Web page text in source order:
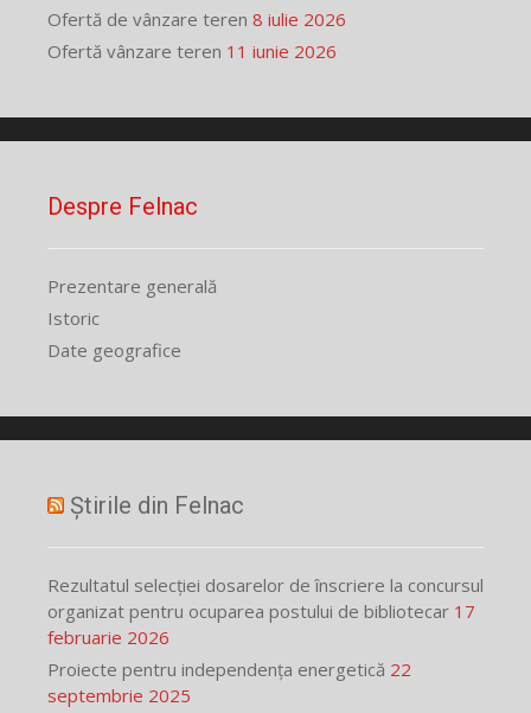
Ofertă de vânzare teren 8 iulie 2026
Ofertă vânzare teren 11 iunie 2026
Despre Felnac
Prezentare generală
Istoric
Date geografice
Știrile din Felnac
Rezultatul selecției dosarelor de înscriere la concursul
organizat pentru ocuparea postului de bibliotecar 17
februarie 2026
Proiecte pentru independența energetică 22
septembrie 2025